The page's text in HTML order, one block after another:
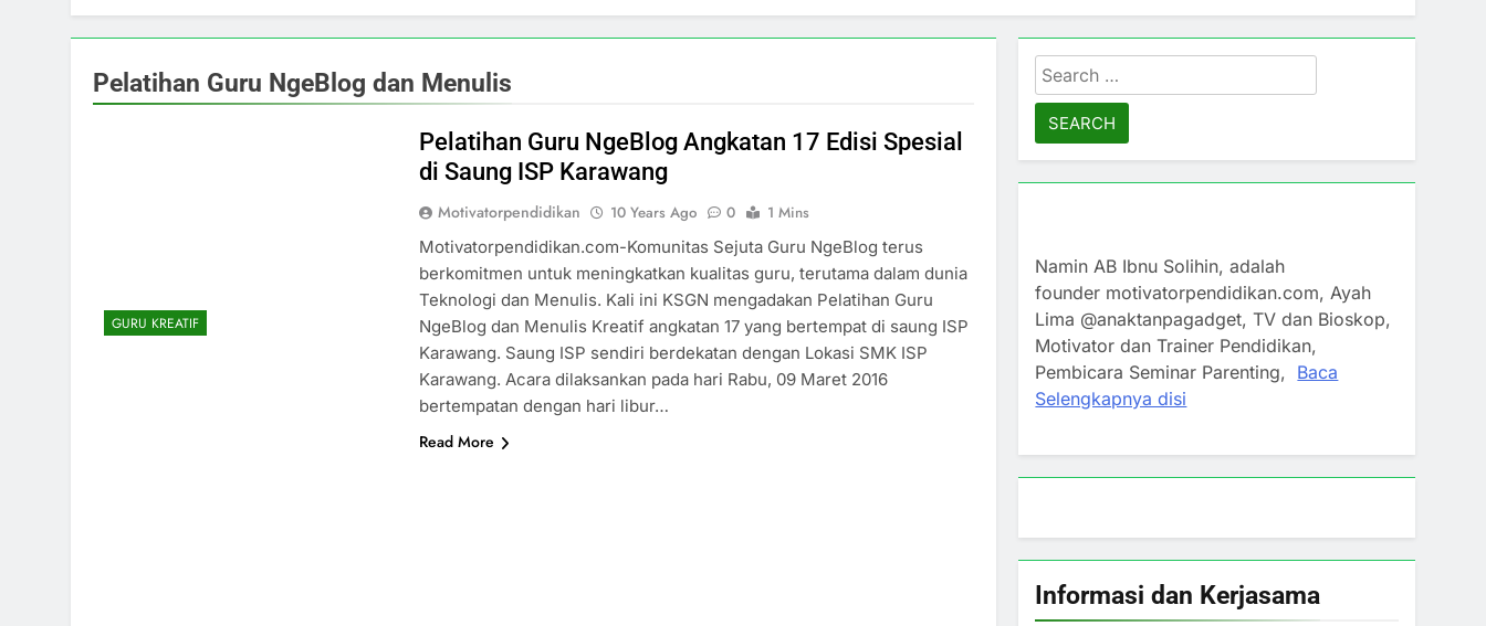
Pelatihan Guru NgeBlog dan Menulis
GURU KREATIF
Pelatihan Guru NgeBlog Angkatan 17 Edisi Spesial
di Saung ISP Karawang
Motivatorpendidikan 10 Years Ago 0
1 Mins
Motivatorpendidikan.com-Komunitas Sejuta Guru NgeBlog terus
berkomitmen untuk meningkatkan kualitas guru, terutama dalam dunia
Teknologi dan Menulis. Kali ini KSGN mengadakan Pelatihan Guru
NgeBlog dan Menulis Kreatif angkatan 17 yang bertempat di saung ISP
Karawang. Saung ISP sendiri berdekatan dengan Lokasi SMK ISP
Karawang. Acara dilaksankan pada hari Rabu, 09 Maret 2016
bertempatan dengan hari libur…
Read More
Search
for:
Namin AB Ibnu Solihin, adalah
founder motivatorpendidikan.com, Ayah
Lima @anaktanpagadget, TV dan Bioskop,
Motivator dan Trainer Pendidikan,
Pembicara Seminar Parenting, Baca
Selengkapnya disi
Informasi dan Kerjasama